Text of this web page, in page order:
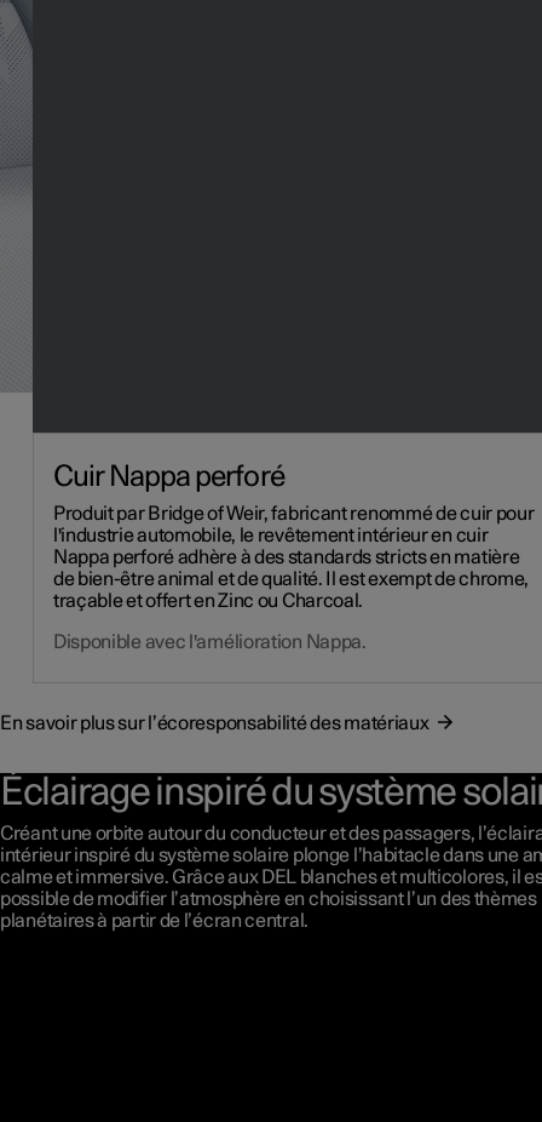
Cuir Nappa perforé
Produit par Bridge of Weir, fabricant renommé de cuir pour
l'industrie automobile, le revêtement intérieur en cuir
Nappa perforé adhère à des standards stricts en matière
de bien-être animal et de qualité. Il est exempt de chrome,
traçable et offert en Zinc ou Charcoal.
Disponible avec l'amélioration Nappa.
En savoir plus sur l’écoresponsabilité des matériaux
Éclairage inspiré du système
Créant une orbite autour du conducteur et des passagers,
intérieur inspiré du système solaire plonge l’habitacle dans une
calme et immersive. Grâce aux DEL blanches et multicolores, il
possible de modifier l’atmosphère en choisissant l’un des thèmes
planétaires à partir de l’écran central.